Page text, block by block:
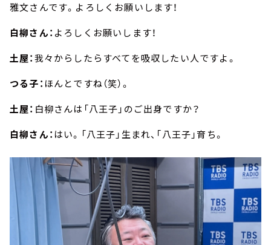
雅文さんです。よろしくお願いします！
白柳さん： よろしくお願いします！
土屋：我々からしたらすべてを吸収したい人ですよ。
つる子：ほんとですね（笑）。
土屋： 白柳さんは「八王子」のご出身ですか？
白柳さん： はい。「八王子」生まれ、「八王子」育ち。